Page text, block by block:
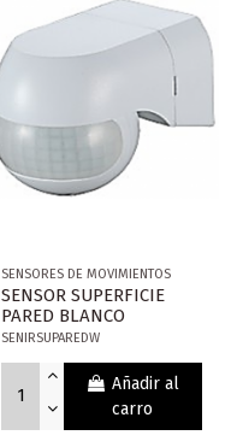
SENSORES DE MOVIMIENTOS
SENSOR SUPERFICIE
PARED BLANCO
SENIRSUPAREDW
Añadir al
carro